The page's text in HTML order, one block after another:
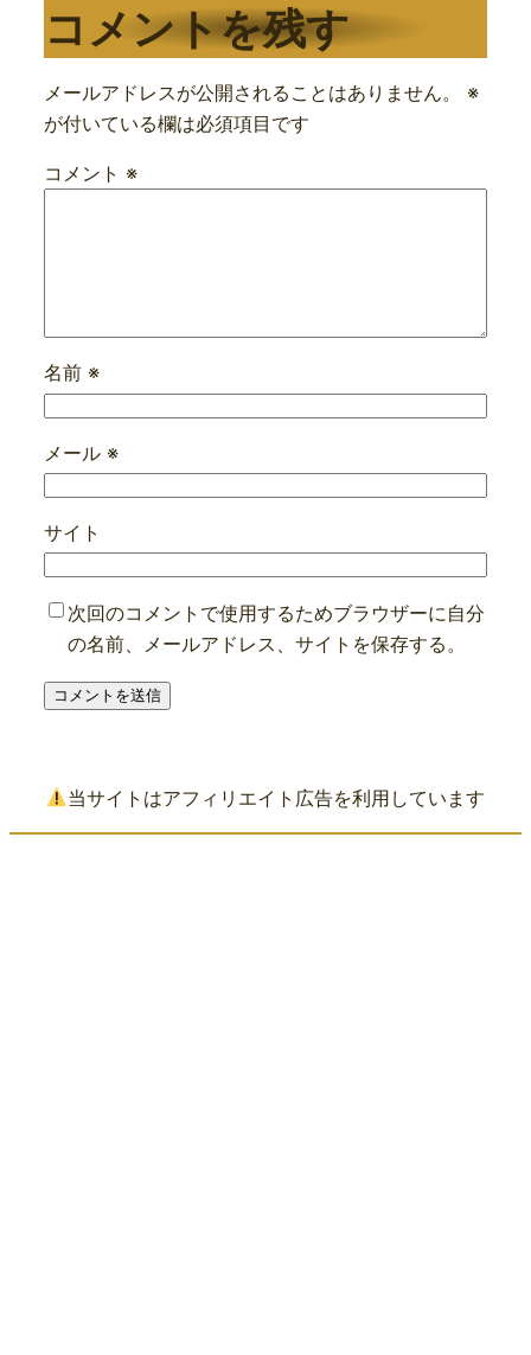
コメントを残す
メールアドレスが公開されることはありません。
※
が付いている欄は必須項目です
コメント ※
名前 ※
メール ※
サイト
次回のコメントで使用するためブラウザーに自分
の名前、メールアドレス、サイトを保存する。
当サイトはアフィリエイト広告を利用しています